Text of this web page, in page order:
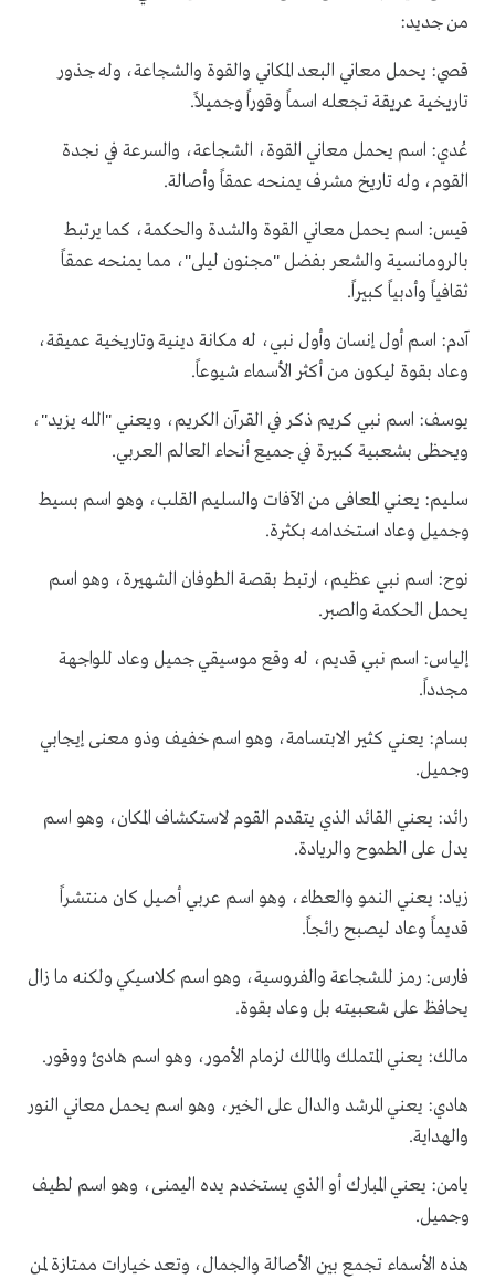
من جديد:
قصي: يحمل معاني البعد المكاني والقوة والشجاعة، وله جذور
تاريخية عريقة تجعله اسماً وقوراً وجميلاً.
عُدي: اسم يحمل معاني القوة، الشجاعة، والسرعة في نجدة
القوم، وله تاريخ مشرف يمنحه عمقاً وأصالة.
قيس: اسم يحمل معاني القوة والشدة والحكمة، كما يرتبط
بالرومانسية والشعر بفضل "مجنون ليلى"، مما يمنحه عمقاً
ثقافياً وأدبياً كبيراً.
آدم: اسم أول إنسان وأول نبي، له مكانة دينية وتاريخية عميقة،
وعاد بقوة ليكون من أكثر الأسماء شيوعاً.
يوسف: اسم نبي كريم ذكر في القرآن الكريم، ويعني "الله يزيد"،
ويحظى بشعبية كبيرة في جميع أنحاء العالم العربي.
سليم: يعني المعافى من الآفات والسليم القلب، وهو اسم بسيط
وجميل وعاد استخدامه بكثرة.
نوح: اسم نبي عظيم، ارتبط بقصة الطوفان الشهيرة، وهو اسم
يحمل الحكمة والصبر.
إلياس: اسم نبي قديم، له وقع موسيقي جميل وعاد للواجهة
مجدداً.
بسام: يعني كثير الابتسامة، وهو اسم خفيف وذو معنى إيجابي
وجميل.
رائد: يعني القائد الذي يتقدم القوم لاستكشاف المكان، وهو اسم
يدل على الطموح والريادة.
زياد: يعني النمو والعطاء، وهو اسم عربي أصيل كان منتشراً
قديماً وعاد ليصبح رائجاً.
فارس: رمز للشجاعة والفروسية، وهو اسم كلاسيكي ولكنه ما زال
يحافظ على شعبيته بل وعاد بقوة.
مالك: يعني المتملك والمالك لزمام الأمور، وهو اسم هادئ ووقور.
هادي: يعني المرشد والدال على الخير، وهو اسم يحمل معاني النور
والهداية.
يامن: يعني المبارك أو الذي يستخدم يده اليمنى، وهو اسم لطيف
وجميل.
هذه الأسماء تجمع بين الأصالة والجمال، وتعد خيارات ممتازة لمن